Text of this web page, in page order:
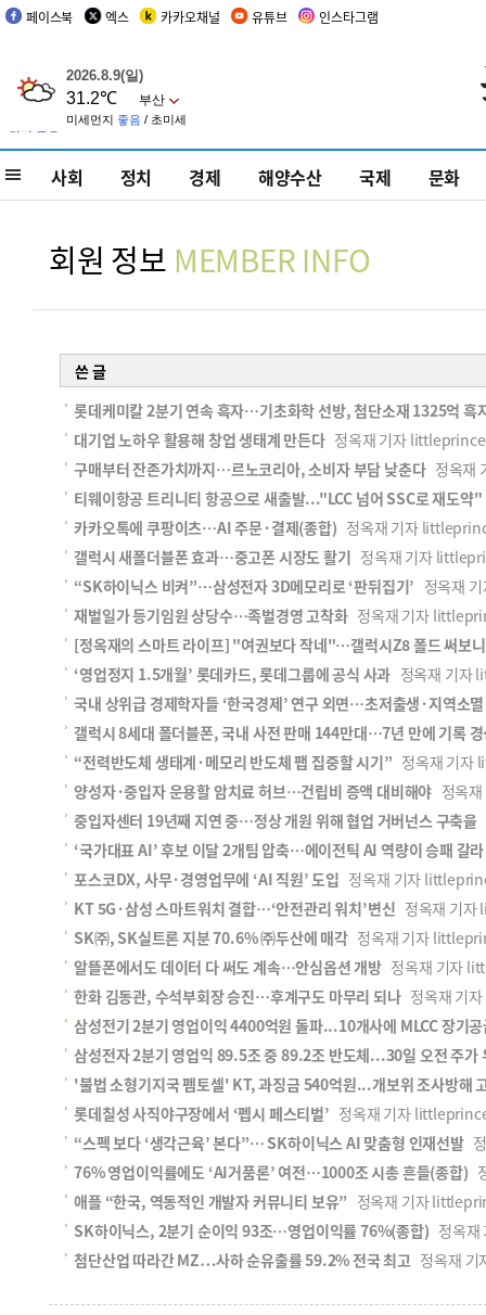
페이스북 엑스 카카오채널 유튜브 인스타그램
사회 정치 경제 해양수산 국제 문화
회원 정보 MEMBER INFO
쓴 글
롯데케미칼 2분기 연속 흑자…기초화학 선방, 첨단소재 1325억 흑
대기업 노하우 활용해 창업 생태계 만든다정옥재 기자
구매부터 잔존가치까지…르노코리아, 소비자 부담 낮춘다정옥재
티웨이항공 트리니티 항공으로 새출발..."LCC 넘어 SSC로 재도약"
카카오톡에 쿠팡이츠…AI 주문·결제(종합) 정옥재 기자
갤럭시 새폴더블폰 효과…중고폰 시장도 활기 정옥재 기자
“SK하이닉스 비켜”…삼성전자 3D메모리로 ‘판뒤집기’ 정옥재
재벌일가 등기임원 상당수…족벌경영 고착화정옥재 기자
[정옥재의 스마트 라이프] "여권보다 작네"…갤럭시Z8 폴드 써보니
‘영업정지 1.5개월’ 롯데카드, 롯데그룹에 공식 사과 정옥재 기
국내 상위급 경제학자들 ‘한국경제’ 연구 외면…초저출생·지역소
갤럭시 8세대 폴더블폰, 국내 사전 판매 144만대…7년 만에 기록
“전력반도체 생태계·메모리 반도체 팹 집중할 시기” 정옥재 기
양성자·중입자 운용할 암치료 허브…건립비 증액 대비해야 정옥
중입자센터 19년째 지연 중…정상 개원 위해 협업 거버넌스 구축을
‘국가대표 AI’ 후보 이달 2개팀 압축…에이전틱 AI 역량이 승패 갈라
포스코DX, 사무·경영업무에 ‘AI 직원’ 도입 정옥재 기자
KT 5G·삼성 스마트워치 결합…‘안전관리 워치’변신 정옥재 기
SK㈜, SK실트론 지분 70.6% ㈜두산에 매각정옥재 기자
알뜰폰에서도 데이터 다 써도 계속…안심옵션 개방 정옥재 기자
한화 김동관, 수석부회장 승진…후계구도 마무리 되나정옥재 기
삼성전기 2분기 영업이익 4400억원 돌파...10개사에 MLCC 장기
삼성전자 2분기 영업익 89.5조 중 89.2조 반도체...30일 오전 주가
'불법 소형기지국 펨토셀' KT, 과징금 540억원...개보위 조사방해
롯데칠성 사직야구장에서 ‘펩시 페스티벌’ 정옥재 기자
“스펙 보다 ‘생각근육’ 본다”… SK하이닉스 AI 맞춤형 인재선발정
76% 영업이익률에도 ‘AI거품론’ 여전…1000조 시총 흔들(종합)
애플 “한국, 역동적인 개발자 커뮤니티 보유” 정옥재 기자
SK하이닉스, 2분기 순이익 93조…영업이익률 76%(종합) 정옥
첨단산업 따라간 MZ…사하 순유출률 59.2% 전국 최고 정옥재